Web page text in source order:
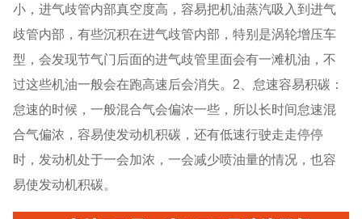
小，进气歧管内部真空度高，容易把机油蒸汽吸入到进气
歧管内部，有些沉积在进气歧管内部，特别是涡轮增压车
型，会发现节气门后面的进气歧管里面会有一滩机油，不
过这些机油一般会在跑高速后会消失。2、怠速容易积碳：
怠速的时候，一般混合气会偏浓一些，所以长时间怠速混
合气偏浓，容易使发动机积碳，还有低速行驶走走停停
时，发动机处于一会加浓，一会减少喷油量的情况，也容
易使发动机积碳。